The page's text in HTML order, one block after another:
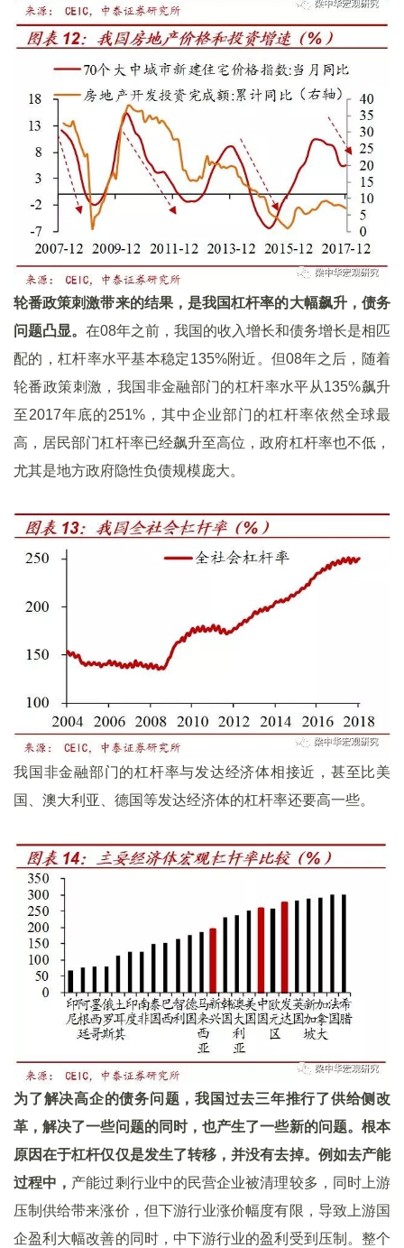
轮番政策刺激带来的结果，是我国杠杆率的大幅飙升，债务
问题凸显。 在08年之前，我国的收入增长和债务增长是相匹
配的，杠杆率水平基本稳定135%附近。但08年之后，随着
轮番政策刺激，我国非金融部门的杠杆率水平从135%飙升
至2017年底的251%，其中企业部门的杠杆率依然全球最
高，居民部门杠杆率已经飙升至高位，政府杠杆率也不低，
尤其是地方政府隐性负债规模庞大。
我国非金融部门的杠杆率与发达经济体相接近，甚至比美
国、澳大利亚、德国等发达经济体的杠杆率还要高一些。
为了解决高企的债务问题，我国过去三年推行了供给侧改
革，解决了一些问题的同时，也产生了一些新的问题。根本
原因在于杠杆仅仅是发生了转移，并没有去掉。例如去产能
过程中， 产能过剩行业中的民营企业被清理较多，同时上游
压制供给带来涨价，但下游行业涨价幅度有限，导致上游国
企盈利大幅改善的同时，中下游行业的盈利受到压制。整个